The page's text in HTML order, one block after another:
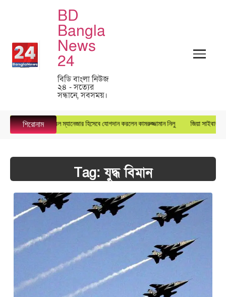
BD
Bangla
News
24
বিডি বাংলা নিউজ
২৪ - সত্যের
সন্ধানে, সবসময়।
শিরোনাম
সুপারস্টার গ্রুপে জেনারেল ম্যানেজার হিসেবে যোগদান করলেন কামরুজ্জামান নিলু জিয়া সাইবার
Tag:যুদ্ধ বিমান